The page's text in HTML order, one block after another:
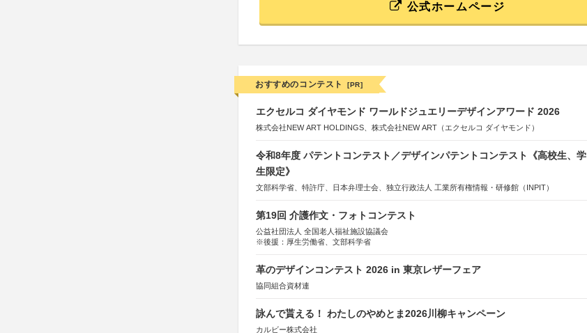
公式ホームページ
おすすめのコンテスト [PR]
エクセルコ ダイヤモンド ワールドジュエリーデザインアワード 2026
株式会社NEW ART HOLDINGS、株式会社NEW ART（エクセルコ ダイヤモンド）
令和8年度 パテントコンテスト／デザインパテントコンテスト《高校生、学
生限定》
文部科学省、特許庁、日本弁理士会、独立行政法人 工業所有権情報・研修館（INPIT）
第19回 介護作文・フォトコンテスト
公益社団法人 全国老人福祉施設協議会
※後援：厚生労働省、文部科学省
革のデザインコンテスト 2026 in 東京レザーフェア
協同組合資材連
詠んで貰える！ わたしのやめとま2026川柳キャンペーン
カルビー株式会社